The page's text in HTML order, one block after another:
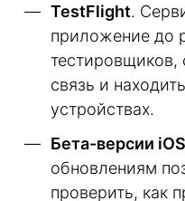
TestFlight.
приложение до
тестировщиков,
связь и
устройствах.
Бета-версии iOS
обновлениям
проверить, как